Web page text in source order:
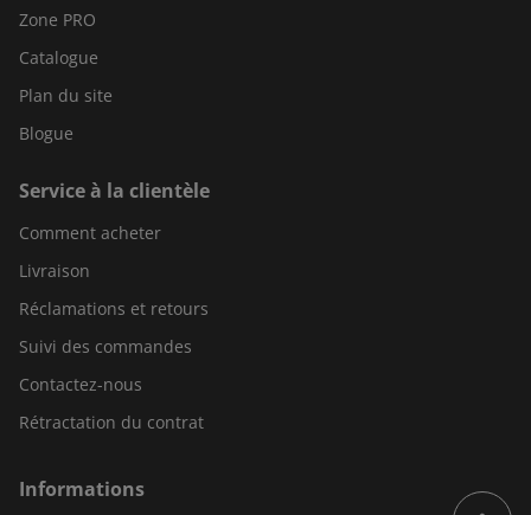
Zone PRO
Catalogue
Plan du site
Blogue
Service à la clientèle
Comment acheter
Livraison
Réclamations et retours
Suivi des commandes
Contactez-nous
Rétractation du contrat
Informations